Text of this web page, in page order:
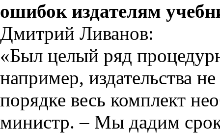
ошибок издателям
Дмитрий Ливанов:
«Был целый ряд
например, издательства
порядке весь комплект
министр. – Мы дадим срок